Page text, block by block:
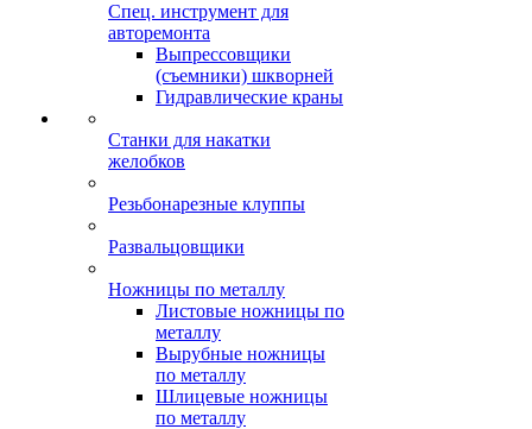
Спец. инструмент для
авторемонта
Выпрессовщики
(съемники) шкворней
Гидравлические краны
Станки для накатки
желобков
Резьбонарезные клуппы
Развальцовщики
Ножницы по металлу
Листовые ножницы по
металлу
Вырубные ножницы
по металлу
Шлицевые ножницы
по металлу